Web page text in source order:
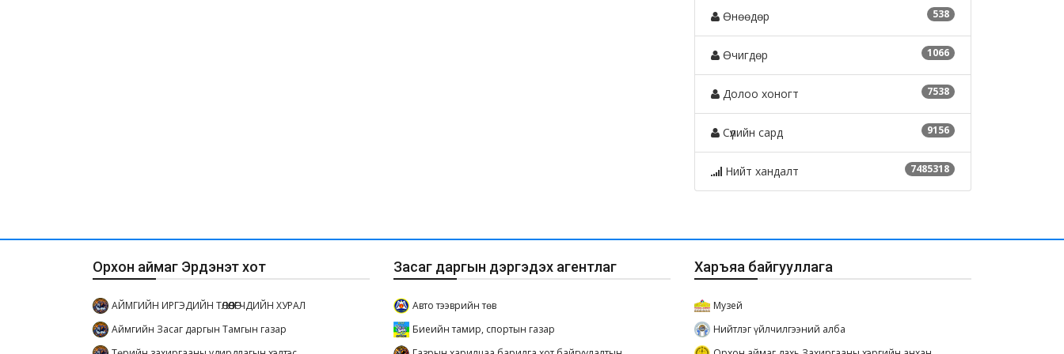
538
Өнөөдөр
1066
Өчигдөр
7538
Долоо хоногт
9156
Сүүлийн сард
7485318
Нийт хандалт
Орхон аймаг Эрдэнэт хот
АЙМГИЙН ИРГЭДИЙН ТӨЛӨӨЛӨГЧДИЙН ХУРАЛ
Аймгийн Засаг даргын Тамгын газар
Засаг даргын дэргэдэх агентлаг
Авто тээврийн төв
Биеийн тамир, спортын газар
Харъяа байгууллага
Музей
Нийтлэг үйлчилгээний алба